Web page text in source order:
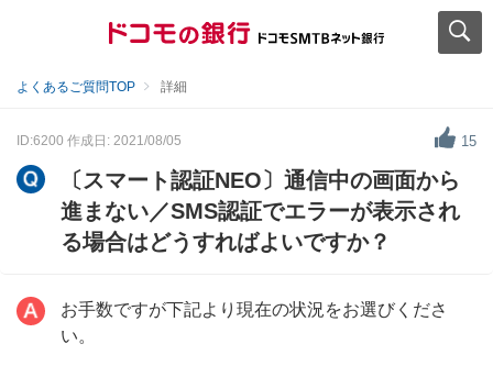
よくあるご質問TOP 詳細
ID:6200 作成日: 2021/08/05 15
〔スマート認証NEO〕通信中の画面から
進まない／SMS認証でエラーが表示され
る場合はどうすればよいですか？
お手数ですが下記より現在の状況をお選びくださ
い。